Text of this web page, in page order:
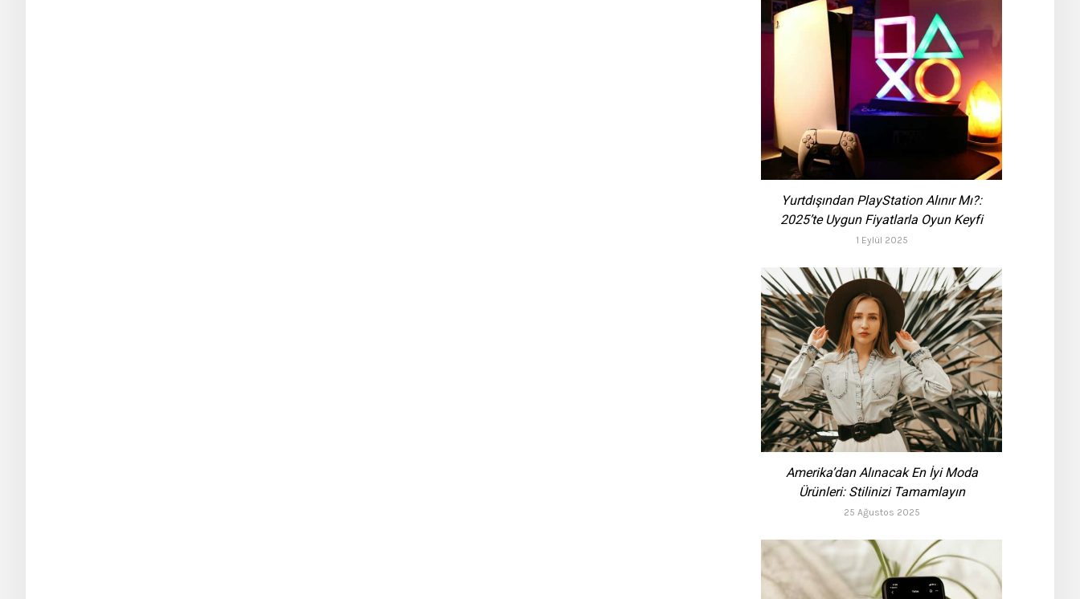
Yurtdışından PlayStation Alınır Mı?:
2025’te Uygun Fiyatlarla Oyun Keyfi
1 Eylül 2025
Amerika’dan Alınacak En İyi Moda
Ürünleri: Stilinizi Tamamlayın
25 Ağustos 2025